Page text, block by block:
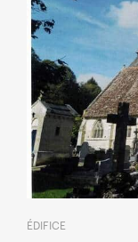
ÉDIFICE